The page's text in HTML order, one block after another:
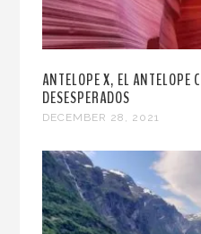
ANTELOPE X, EL ANTELOPE
DESESPERADOS
DECEMBER 28, 2021